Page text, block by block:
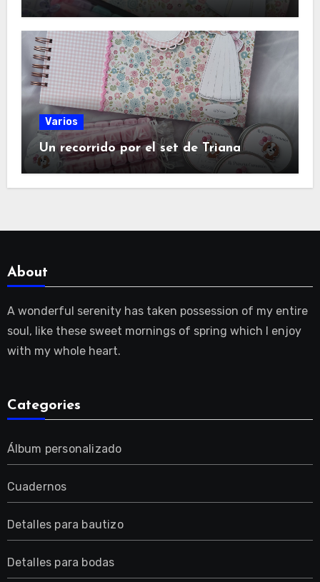
Varios
Un recorrido por el set de Triana
About
A wonderful serenity has taken possession of my entire
soul, like these sweet mornings of spring which I enjoy
with my whole heart.
Categories
Álbum personalizado
Cuadernos
Detalles para bautizo
Detalles para bodas